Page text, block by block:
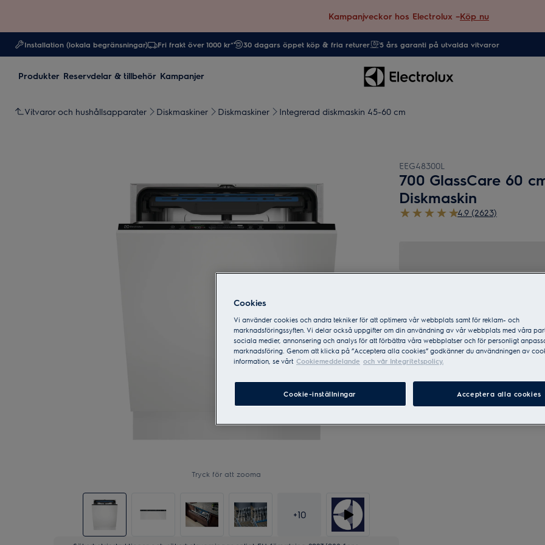
Kampanjveckor hos Electrolux –Köp nu
Installation (lokala begränsningar) Fri frakt över 1000 kr* 30 dagars öppet köp & fria returer 5 års garanti på utvalda vitvaror
Produkter Reservdelar & tillbehör Kampanjer
Vitvaror och hushållsapparater Diskmaskiner Diskmaskiner Integrerad diskmaskin 45-60 cm
Tryck för att zooma
+10
EEG48300L
700 GlassCare 60
Diskmaskin
4.9 (2623)
Cookies
Vi använder cookies och andra tekniker för att optimera vår webbplats samt för reklam- och
marknadsföringssyften. Vi delar också uppgifter om din användning av vår webbplats med våra
sociala medier, annonsering och analys för att förbättra våra webbplatser och för personligt
marknadsföring. Genom att klicka på ”Acceptera alla cookies” godkänner du användningen av
information, se vårt Cookiemeddelande och vår Integritetspolicy.
Cookie-inställningar Acceptera alla cookies